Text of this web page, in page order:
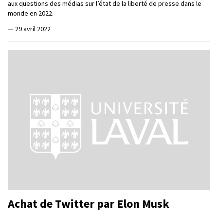
aux questions des médias sur l’état de la liberté de presse dans le
monde en 2022.
— 29 avril 2022
Achat de Twitter par Elon Musk